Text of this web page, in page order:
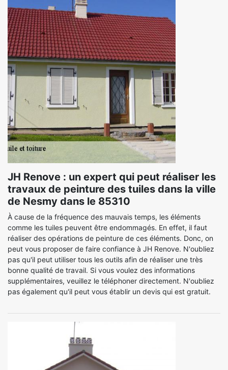
JH Renove : un expert qui peut réaliser les
travaux de peinture des tuiles dans la ville
de Nesmy dans le 85310
À cause de la fréquence des mauvais temps, les éléments
comme les tuiles peuvent être endommagés. En effet, il faut
réaliser des opérations de peinture de ces éléments. Donc, on
peut vous proposer de faire confiance à JH Renove. N'oubliez
pas qu'il peut utiliser tous les outils afin de réaliser une très
bonne qualité de travail. Si vous voulez des informations
supplémentaires, veuillez le téléphoner directement. N'oubliez
pas également qu'il peut vous établir un devis qui est gratuit.